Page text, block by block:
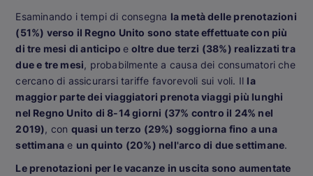
Esaminando i tempi di consegna la metà delle prenotazioni
(51%) verso il Regno Unito sono state effettuate con più
di tre mesi di anticipoe oltre due terzi (38%) realizzati tra
due e tre mesi, probabilmente a causa dei consumatori che
cercano di assicurarsi tariffe favorevoli sui voli. Il la
maggior parte dei viaggiatori prenota viaggi più lunghi
nel Regno Unito di 8-14 giorni (37% contro il 24% nel
2019), con quasi un terzo (29%) soggiorna fino a una
settimana e un quinto (20%) nell'arco di due settimane.
Le prenotazioni per le vacanze in uscita sono aumentate